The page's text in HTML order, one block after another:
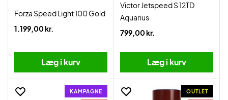
Forza Speed Light 100 Gold
1.199,00 kr.
Læg i kurv
Victor Jetspeed S 12TD
Aquarius
799,00 kr.
Læg i kurv
KAMPAGNE OUTLET